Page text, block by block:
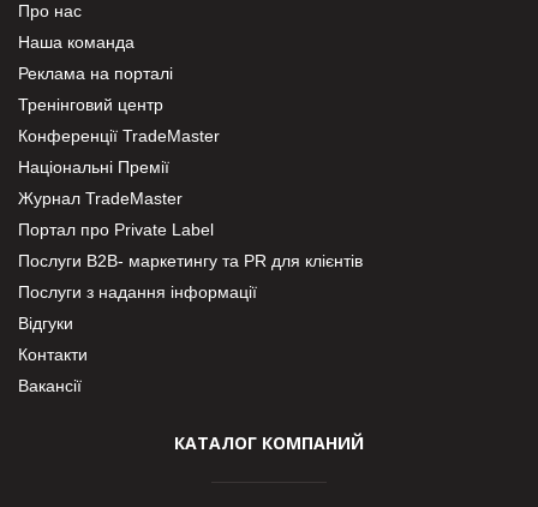
Про нас
Наша команда
Реклама на порталі
Тренінговий центр
Конференції TradeMaster
Національні Премії
Журнал TradeMaster
Портал про Private Label
Послуги В2В- маркетингу та PR для клієнтів
Послуги з надання інформації
Відгуки
Контакти
Вакансії
КАТАЛОГ КОМПАНИЙ